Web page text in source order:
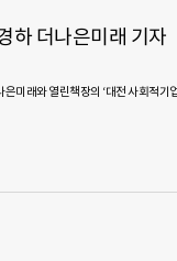
하 더나은미래 기자
은미래와 열린책장의 ‘대전 사회적기